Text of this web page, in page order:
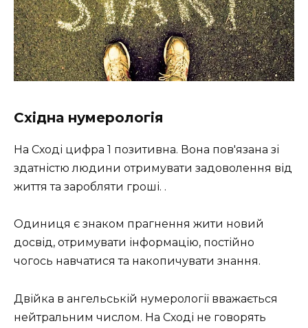
Східна нумерологія
На Сході цифра 1 позитивна. Вона пов'язана зі
здатністю людини отримувати задоволення від
життя та заробляти гроші. .
Одиниця є знаком прагнення жити новий
досвід, отримувати інформацію, постійно
чогось навчатися та накопичувати знання.
Двійка в ангельській нумерології вважається
нейтральним числом. На Сході не говорять